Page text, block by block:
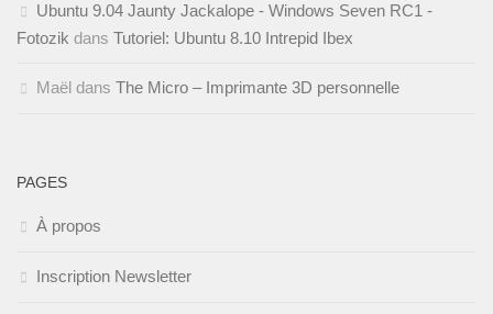
Ubuntu 9.04 Jaunty Jackalope - Windows Seven RC1 -
Fotozik dans Tutoriel: Ubuntu 8.10 Intrepid Ibex
Maël dans The Micro – Imprimante 3D personnelle
PAGES
À propos
Inscription Newsletter